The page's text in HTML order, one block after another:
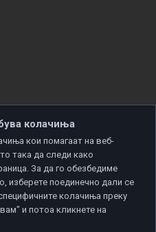
by
колачиња
кои помагаат на веб-
така да следи како
За да го обезбедиме
изберете поединечно дали се
колачиња преку
и потоа кликнете на